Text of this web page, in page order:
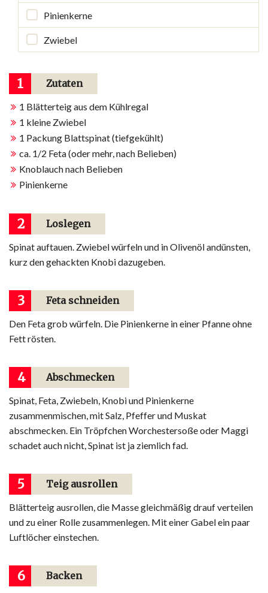
Pinienkerne
Zwiebel
1 Zutaten
1 Blätterteig aus dem Kühlregal
1 kleine Zwiebel
1 Packung Blattspinat (tiefgekühlt)
ca. 1/2 Feta (oder mehr, nach Belieben)
Knoblauch nach Belieben
Pinienkerne
2 Loslegen
Spinat auftauen. Zwiebel würfeln und in Olivenöl andünsten,
kurz den gehackten Knobi dazugeben.
3 Feta schneiden
Den Feta grob würfeln. Die Pinienkerne in einer Pfanne ohne
Fett rösten.
4 Abschmecken
Spinat, Feta, Zwiebeln, Knobi und Pinienkerne
zusammenmischen, mit Salz, Pfeffer und Muskat
abschmecken. Ein Tröpfchen Worchestersoße oder Maggi
schadet auch nicht, Spinat ist ja ziemlich fad.
5 Teig ausrollen
Blätterteig ausrollen, die Masse gleichmäßig drauf verteilen
und zu einer Rolle zusammenlegen. Mit einer Gabel ein paar
Luftlöcher einstechen.
6 Backen